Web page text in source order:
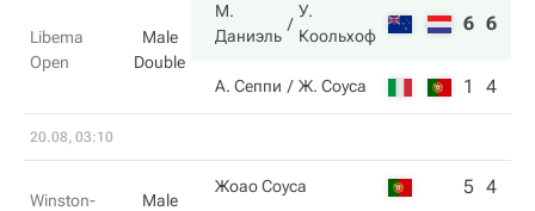
Libema
Open
Male
Double
М.
Даниэль
У.
Коольхоф
6 6
А. Сеппи Ж. Соуса 1 4
20.08, 03:10
Winston-
Male
Жоао Соуса 5 4